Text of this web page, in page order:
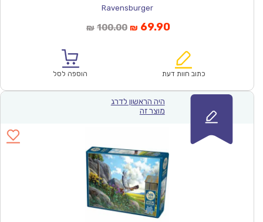
Ravensburger
₪ 100.00המחיר
₪100.00.
₪ 69.90המחיר
הוא:
כתוב חוות דעת הוספה לסל
היה הראשון לדרג
מוצר זה